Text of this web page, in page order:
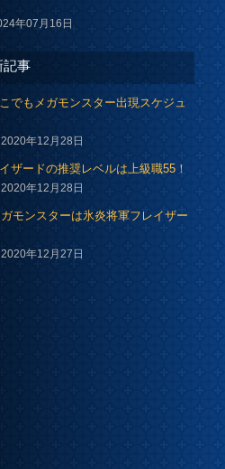
年07月16日
記事
でもメガモンスター出現スケジュ
年12月28日
ザードの推奨レベルは上級職55！
年12月28日
モンスターは氷炎将軍フレイザー
年12月27日